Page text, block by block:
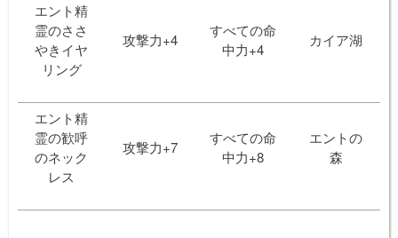
エント精
霊のささ
やきイヤ
リング
攻撃力+4
すべての命
中力+4
カイア湖
エント精
霊の歓呼
のネック
レス
攻撃力+7
すべての命
中力+8
エントの
森